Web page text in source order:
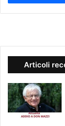
Articoli